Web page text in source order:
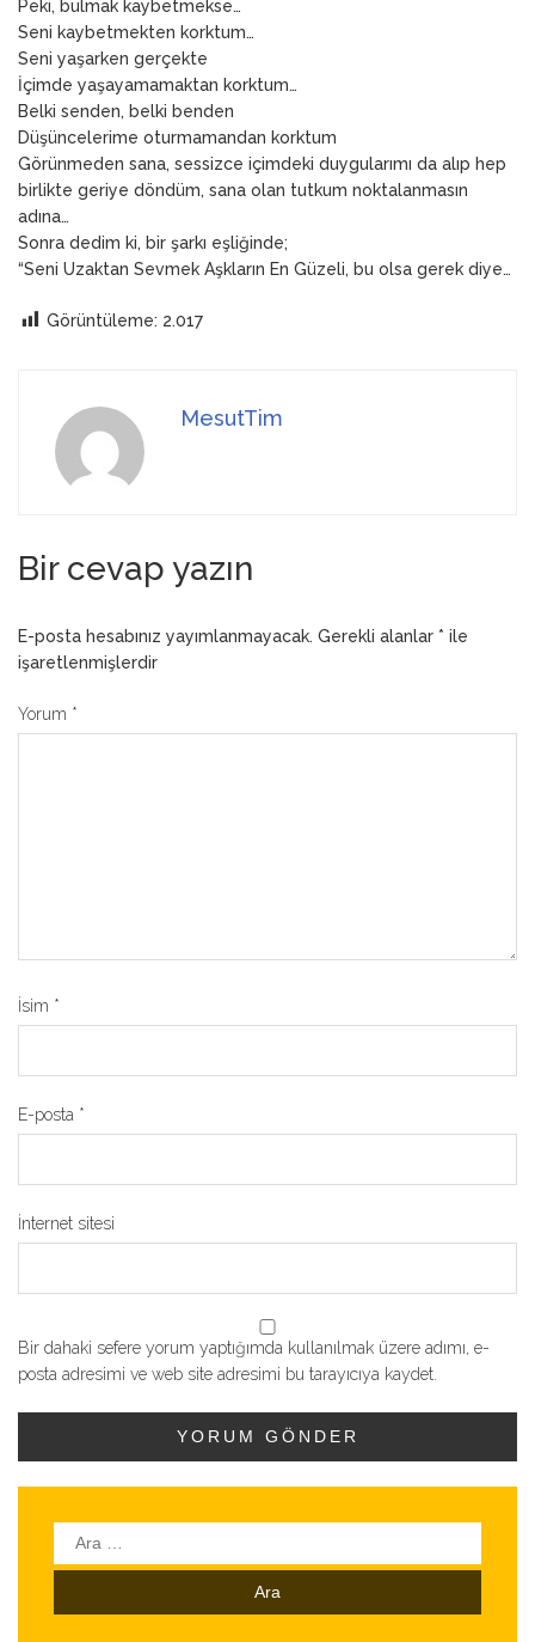
Peki, bulmak kaybetmekse…
Seni kaybetmekten korktum…
Seni yaşarken gerçekte
İçimde yaşayamamaktan korktum…
Belki senden, belki benden
Düşüncelerime oturmamandan korktum
Görünmeden sana, sessizce içimdeki duygularımı da alıp hep
birlikte geriye döndüm, sana olan tutkum noktalanmasın
adına…
Sonra dedim ki, bir şarkı eşliğinde;
“Seni Uzaktan Sevmek Aşkların En Güzeli, bu olsa gerek diye…
Görüntüleme: 2.017
MesutTim
Bir cevap yazın
E-posta hesabınız yayımlanmayacak. Gerekli alanlar * ile
işaretlenmişlerdir
Yorum *
İsim *
E-posta *
İnternet sitesi
Bir dahaki sefere yorum yaptığımda kullanılmak üzere adımı, e-
posta adresimi ve web site adresimi bu tarayıcıya kaydet.
Arama: